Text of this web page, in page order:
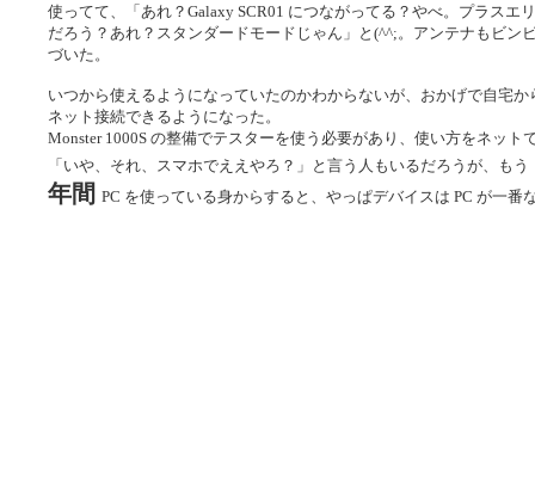
使ってて、「あれ？Galaxy SCR01 につながってる？やべ。プラスエ
だろう？あれ？スタンダードモードじゃん」と(^^;。アンテナもビン
づいた。
いつから使えるようになっていたのかわからないが、おかげで自宅
ネット接続できるようになった。
Monster 1000S の整備でテスターを使う必要があり、使い方をネット
「いや、それ、スマホでええやろ？」と言う人もいるだろうが、も
年間 PC を使っている身からすると、やっぱデバイスは PC が一番